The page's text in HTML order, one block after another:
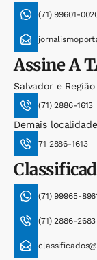
(71) 99601-
AssineA
Salvador e
(71) 2886-1613
Demais
71 2886-1613
(71) 99965-
(71) 2886-